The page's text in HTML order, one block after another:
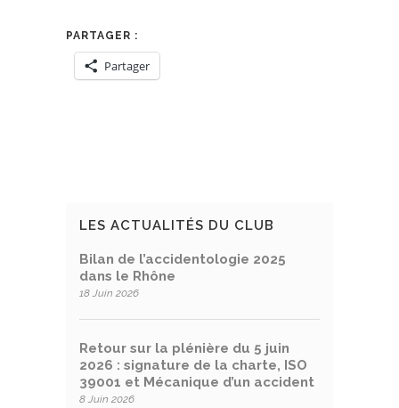
PARTAGER :
Partager
LES ACTUALITÉS DU CLUB
Bilan de l’accidentologie 2025
dans le Rhône
18 Juin 2026
Retour sur la plénière du 5 juin
2026 : signature de la charte, ISO
39001 et Mécanique d’un accident
8 Juin 2026